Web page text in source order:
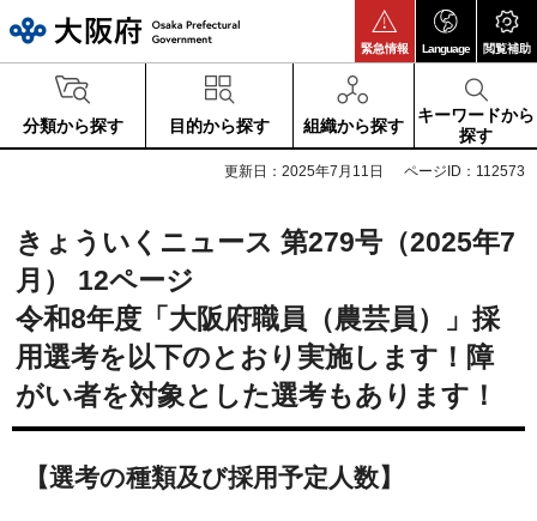
緊急情報 Language 閲覧補助
分類から探す 目的から探す 組織から探す
キーワードから
探す
更新日：2025年7月11日 ページID：112573
きょういくニュース 第279号（2025年7
月） 12ページ
令和8年度「大阪府職員（農芸員）」採
用選考を以下のとおり実施します！障
がい者を対象とした選考もあります！
【選考の種類及び採用予定人数】